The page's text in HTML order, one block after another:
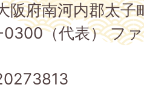
府南河内郡太子
（代表） フ